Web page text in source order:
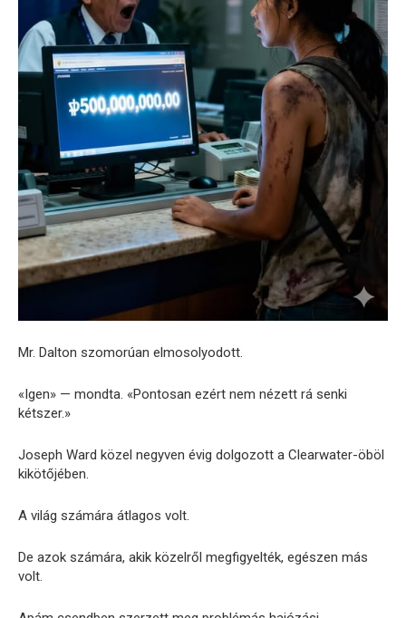
Mr. Dalton szomorúan elmosolyodott.
«Igen» — mondta. «Pontosan ezért nem nézett rá senki
kétszer.»
Joseph Ward közel negyven évig dolgozott a Clearwater-öböl
kikötőjében.
A világ számára átlagos volt.
De azok számára, akik közelről megfigyelték, egészen más
volt.